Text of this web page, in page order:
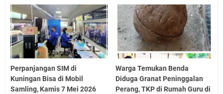
Perpanjangan SIM di
Kuningan Bisa di Mobil
Samling, Kamis 7 Mei 2026
Warga Temukan Benda
Diduga Granat Peninggalan
Perang, TKP di Rumah Guru di